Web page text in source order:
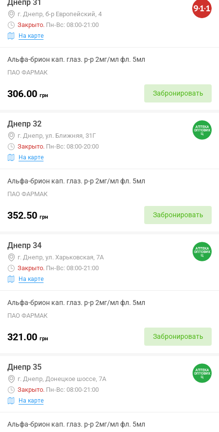
Днепр 31
г. Днепр, б-р Европейский, 4
Закрыто. Пн-Вс: 08:00-21:00
На карте
Альфа-брион кап. глаз. р-р 2мг/мл фл. 5мл
ПАО ФАРМАК
306.00 грн Забронировать
Днепр 32
г. Днепр, ул. Ближняя, 31Г
Закрыто. Пн-Вс: 08:00-20:00
На карте
Альфа-брион кап. глаз. р-р 2мг/мл фл. 5мл
ПАО ФАРМАК
352.50 грн Забронировать
Днепр 34
г. Днепр, ул. Харьковская, 7А
Закрыто. Пн-Вс: 08:00-21:00
На карте
Альфа-брион кап. глаз. р-р 2мг/мл фл. 5мл
ПАО ФАРМАК
321.00 грн Забронировать
Днепр 35
г. Днепр, Донецкое шоссе, 7А
Закрыто. Пн-Вс: 08:00-21:00
На карте
Альфа-брион кап. глаз. р-р 2мг/мл фл. 5мл